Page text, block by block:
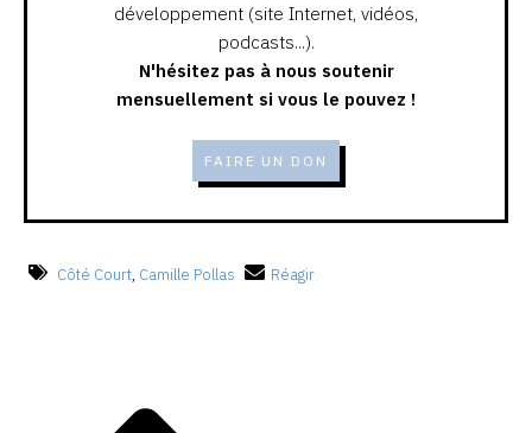
développement (site Internet, vidéos,
podcasts...).
N'hésitez pas à nous soutenir
mensuellement si vous le pouvez !
FAIRE UN DON
Côté Court, Camille Pollas Réagir